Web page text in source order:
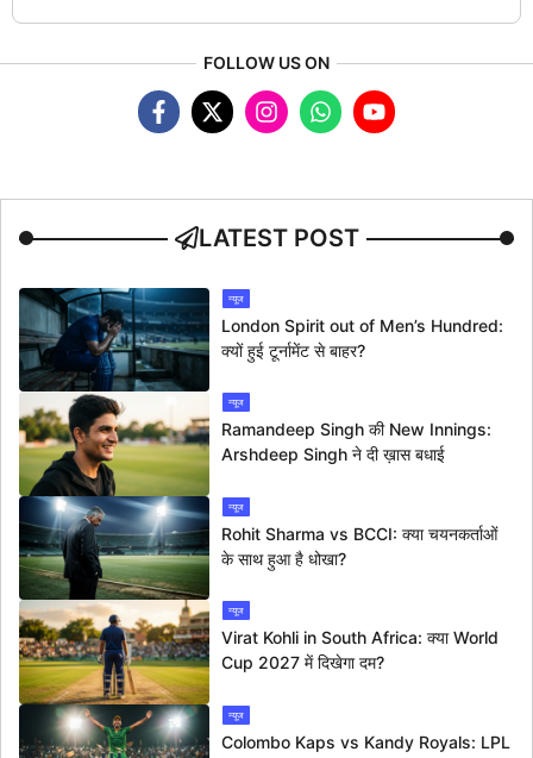
FOLLOW US ON
LATEST POST
न्यूज
London Spirit out of Men’s Hundred:
क्यों हुई टूर्नामेंट से बाहर?
न्यूज
Ramandeep Singh की New Innings:
Arshdeep Singh ने दी ख़ास बधाई
न्यूज
Rohit Sharma vs BCCI: क्या चयनकर्ताओं
के साथ हुआ है धोखा?
न्यूज
Virat Kohli in South Africa: क्या World
Cup 2027 में दिखेगा दम?
न्यूज
Colombo Kaps vs Kandy Royals: LPL